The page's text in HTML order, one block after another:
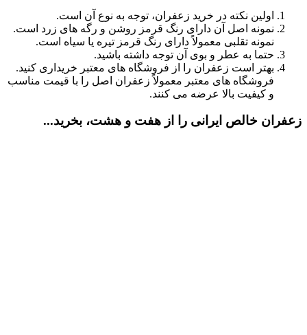
اولین نکته در خرید زعفران، توجه به نوع آن است.
نمونه اصل آن دارای رنگ قرمز روشن و رگه های زرد است.
نمونه تقلبی معمولاً دارای رنگ قرمز تیره یا سیاه است.
حتما به عطر و بوی آن توجه داشته باشید.
بهتر است زعفران را از فروشگاه های معتبر خریداری کنید.
فروشگاه های معتبر معمولاً زعفران اصل را با قیمت مناسب
و کیفیت بالا عرضه می کنند.
زعفران خالص ایرانی را از هفت و هشت، بخرید...